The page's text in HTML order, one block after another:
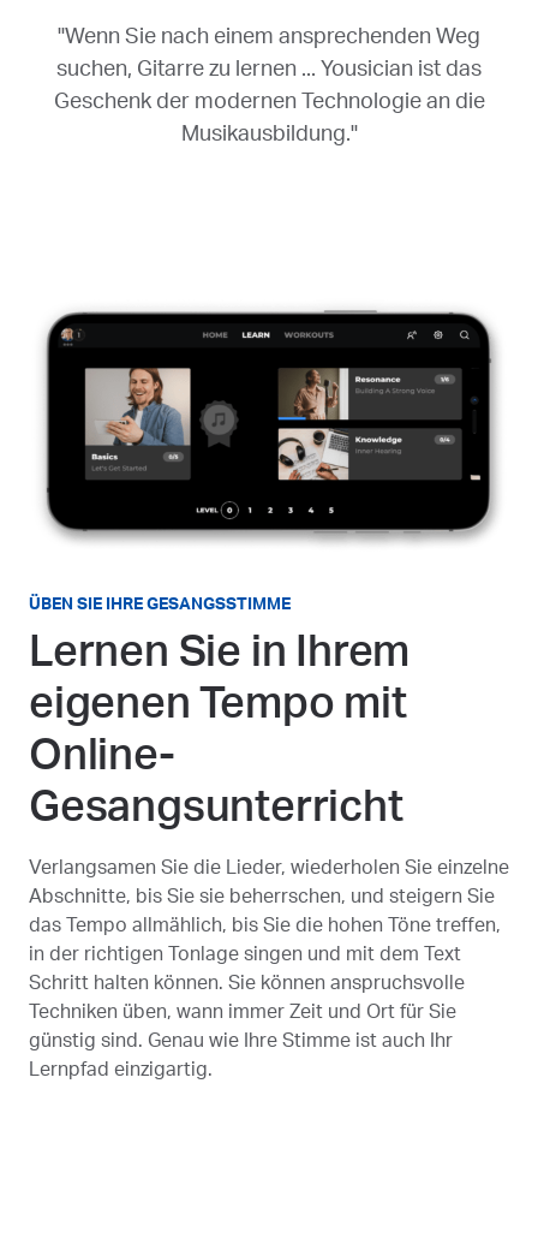
"Wenn Sie nach einem ansprechenden Weg
suchen, Gitarre zu lernen ... Yousician ist das
Geschenk der modernen Technologie an die
Musikausbildung."
ÜBEN SIE IHRE GESANGSSTIMME
Lernen Sie in Ihrem
eigenen Tempo mit
Online-
Gesangsunterricht
Verlangsamen Sie die Lieder, wiederholen Sie einzelne
Abschnitte, bis Sie sie beherrschen, und steigern Sie
das Tempo allmählich, bis Sie die hohen Töne treffen,
in der richtigen Tonlage singen und mit dem Text
Schritt halten können. Sie können anspruchsvolle
Techniken üben, wann immer Zeit und Ort für Sie
günstig sind. Genau wie Ihre Stimme ist auch Ihr
Lernpfad einzigartig.